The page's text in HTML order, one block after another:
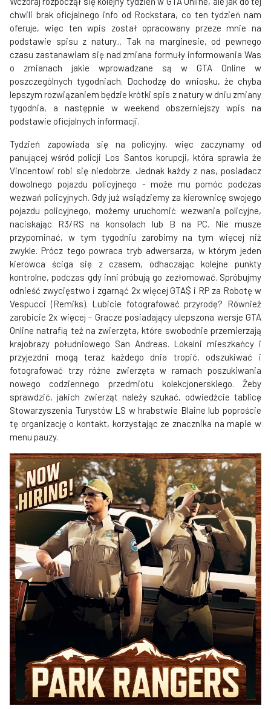
chwili brak oficjalnego info od Rockstara, co ten tydzień nam
oferuje, więc ten wpis został opracowany przeze mnie na
podstawie spisu z natury... Tak na marginesie, od pewnego
czasu zastanawiam się nad zmiana formuły informowania Was
o zmianach jakie wprowadzane są w GTA Online w
poszczególnych tygodniach. Dochodzę do wniosku, że chyba
lepszym rozwiązaniem będzie krótki spis z natury w dniu zmiany
tygodnia, a następnie w weekend obszerniejszy wpis na
podstawie oficjalnych informacji.
Tydzień zapowiada się na policyjny, więc zaczynamy od
panującej wśród policji Los Santos korupcji, która sprawia że
Vincentowi robi się niedobrze. Jednak każdy z nas, posiadacz
dowolnego pojazdu policyjnego - może mu pomóc podczas
wezwań policyjnych. Gdy już wsiądziemy za kierownicę swojego
pojazdu policyjnego, możemy uruchomić wezwania policyjne,
naciskając R3/RS na konsolach lub B na PC. Nie musze
przypominać, w tym tygodniu zarobimy na tym więcej niż
zwykle. Prócz tego powraca tryb adwersarza, w którym jeden
kierowca ściga się z czasem, odhaczając kolejne punkty
kontrolne, podczas gdy inni próbują go zezłomować. Spróbujmy
odnieść zwycięstwo i zgarnąć 2x więcej GTA$ i RP za Robotę w
Vespucci (Remiks). Lubicie fotografować przyrodę? Również
zarobicie 2x więcej - Gracze posiadający ulepszona wersje GTA
Online natrafią też na zwierzęta, które swobodnie przemierzają
krajobrazy południowego San Andreas. Lokalni mieszkańcy i
przyjezdni mogą teraz każdego dnia tropić, odszukiwać i
fotografować trzy różne zwierzęta w ramach poszukiwania
nowego codziennego przedmiotu kolekcjonerskiego. Żeby
sprawdzić, jakich zwierząt należy szukać, odwiedźcie tablicę
Stowarzyszenia Turystów LS w hrabstwie Blaine lub poproście
tę organizację o kontakt, korzystając ze znacznika na mapie w
menu pauzy.